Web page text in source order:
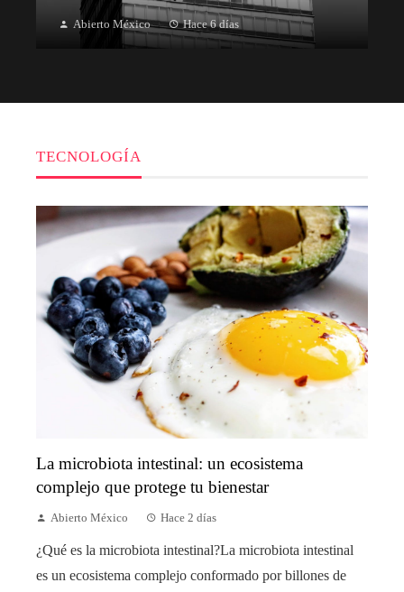
Abierto México Hace 6 días
TECNOLOGÍA
La microbiota intestinal: un ecosistema
complejo que protege tu bienestar
Abierto México Hace 2 días
¿Qué es la microbiota intestinal?La microbiota intestinal
es un ecosistema complejo conformado por billones de